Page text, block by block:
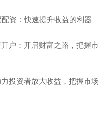
资：快速提升收益的利器
户：开启财富之路，把握市
投资者放大收益，把握市场